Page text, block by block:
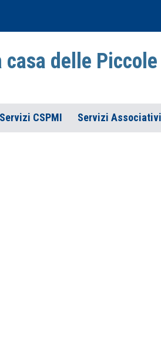
casa delle
CSPMI Servizi Associativi